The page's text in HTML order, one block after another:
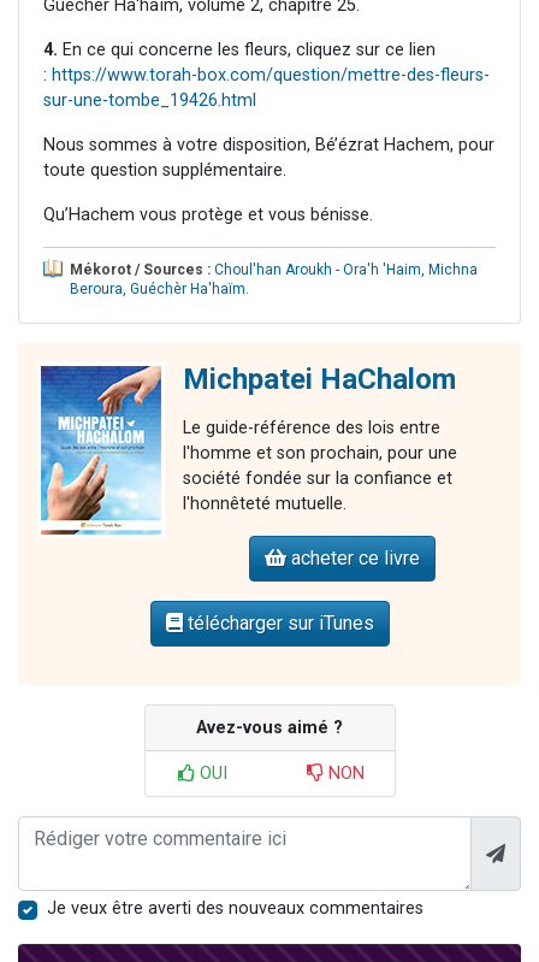
Guécher Ha'haïm, volume 2, chapitre 25.
4. En ce qui concerne les fleurs, cliquez sur ce lien
: https://www.torah-box.com/question/mettre-des-fleurs-
sur-une-tombe_19426.html
Nous sommes à votre disposition, Bé’ézrat Hachem, pour
toute question supplémentaire.
Qu’Hachem vous protège et vous bénisse.
Mékorot / Sources : Choul'han Aroukh - Ora'h 'Haim, Michna
Beroura, Guéchèr Ha'haïm.
Michpatei HaChalom
Le guide-référence des lois entre
l'homme et son prochain, pour une
société fondée sur la confiance et
l'honnêteté mutuelle.
acheter ce livre
télécharger sur iTunes
Avez-vous aimé ?
OUI NON
Je veux être averti des nouveaux commentaires